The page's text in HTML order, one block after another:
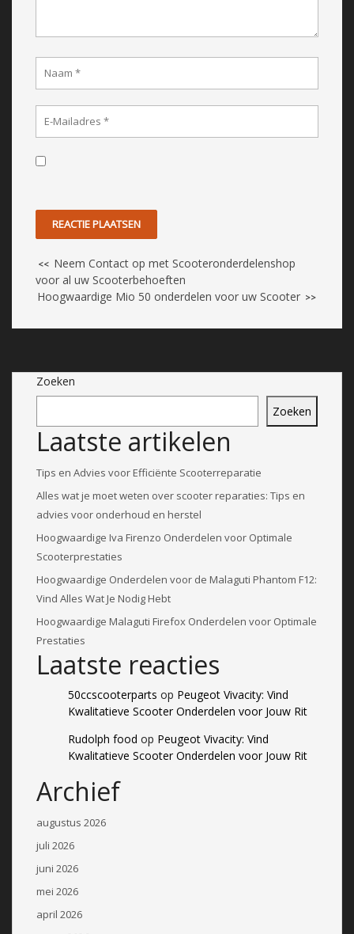
<< Neem Contact op met Scooteronderdelenshop
voor al uw Scooterbehoeften
Hoogwaardige Mio 50 onderdelen voor uw Scooter >>
Zoeken
Zoeken
Laatste artikelen
Tips en Advies voor Efficiënte Scooterreparatie
Alles wat je moet weten over scooter reparaties: Tips en
advies voor onderhoud en herstel
Hoogwaardige Iva Firenzo Onderdelen voor Optimale
Scooterprestaties
Hoogwaardige Onderdelen voor de Malaguti Phantom F12:
Vind Alles Wat Je Nodig Hebt
Hoogwaardige Malaguti Firefox Onderdelen voor Optimale
Prestaties
Laatste reacties
50ccscooterparts op Peugeot Vivacity: Vind
Kwalitatieve Scooter Onderdelen voor Jouw Rit
Rudolph food op Peugeot Vivacity: Vind
Kwalitatieve Scooter Onderdelen voor Jouw Rit
Archief
augustus 2026
juli 2026
juni 2026
mei 2026
april 2026